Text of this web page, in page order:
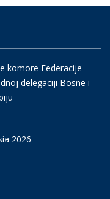
komore Federacije
delegaciji Bosne i
2026